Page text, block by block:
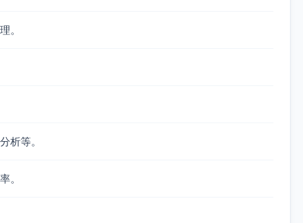
。
析等。
。